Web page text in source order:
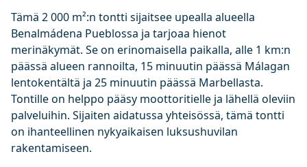
Tämä 2 000 m²:n tontti sijaitsee upealla alueella
Benalmádena Pueblossa ja tarjoaa hienot
merinäkymät. Se on erinomaisella paikalla, alle 1 km:n
päässä alueen rannoilta, 15 minuutin päässä Málagan
lentokentältä ja 25 minuutin päässä Marbellasta.
Tontille on helppo pääsy moottoritielle ja lähellä oleviin
palveluihin. Sijaiten aidatussa yhteisössä, tämä tontti
on ihanteellinen nykyaikaisen luksushuvilan
rakentamiseen.